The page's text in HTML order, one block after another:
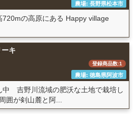
農場: 長野県松本市
の高原にある Happy village
キ
登録商品数:1
農場: 徳島県阿波市
吉野川流域の肥沃な土地で栽培し
囲が剣山麓と阿...